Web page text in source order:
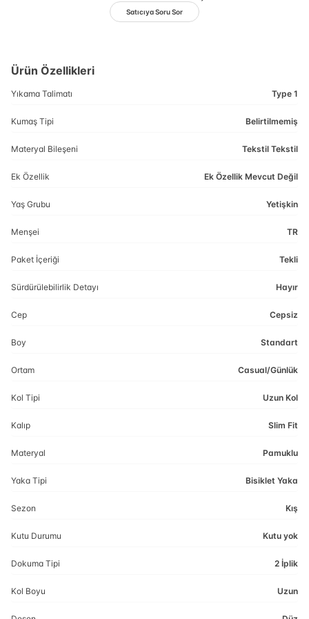
Satıcıya Soru Sor
Ürün Özellikleri
Yıkama Talimatı Type 1
Kumaş Tipi Belirtilmemiş
Materyal Bileşeni Tekstil Tekstil
Ek Özellik Ek Özellik Mevcut Değil
Yaş Grubu Yetişkin
Menşei TR
Paket İçeriği Tekli
Sürdürülebilirlik Detayı Hayır
Cep Cepsiz
Boy Standart
Ortam Casual/Günlük
Kol Tipi Uzun Kol
Kalıp Slim Fit
Materyal Pamuklu
Yaka Tipi Bisiklet Yaka
Sezon Kış
Kutu Durumu Kutu yok
Dokuma Tipi 2 İplik
Kol Boyu Uzun